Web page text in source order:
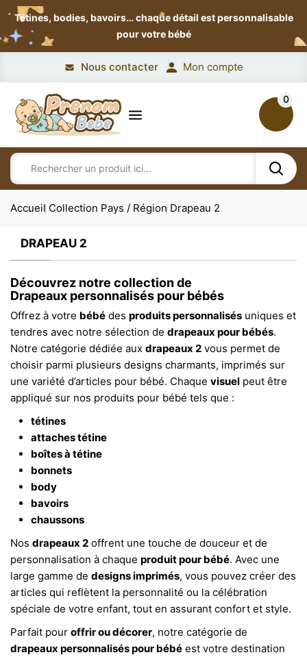
Tétines, bodies, bavoirs…chaque détail est personnalisable
pour votre bébé
Nous contacter Mon compte
0
Accueil Collection Pays / Région Drapeau 2
DRAPEAU 2
Découvrez notre collection de
Drapeaux personnalisés pour bébés
Offrez à votre bébé des produits personnalisés uniques et
tendres avec notre sélection de drapeaux pour bébés.
Notre catégorie dédiée aux drapeaux 2 vous permet de
choisir parmi plusieurs designs charmants, imprimés sur
une variété d’articles pour bébé. Chaque visuel peut être
appliqué sur nos produits pour bébé tels que :
tétines
attaches tétine
boîtes à tétine
bonnets
body
bavoirs
chaussons
Nos drapeaux 2 offrent une touche de douceur et de
personnalisation à chaque produit pour bébé. Avec une
large gamme de designs imprimés, vous pouvez créer des
articles qui reflètent la personnalité ou la célébration
spéciale de votre enfant, tout en assurant confort et style.
Parfait pour offrir ou décorer, notre catégorie de
drapeaux personnalisés pour bébé est votre destination